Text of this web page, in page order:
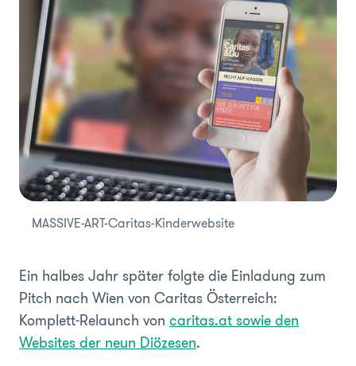
MASSIVE-ART-Caritas-Kinderwebsite
Ein halbes Jahr später folgte die Einladung zum
Pitch nach Wien von Caritas Österreich:
Komplett-Relaunch von caritas.at sowie den
Websites der neun Diözesen.